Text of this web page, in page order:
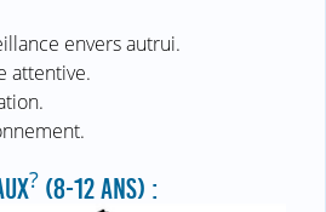
envers autrui.
attentive.
? (8-12 ANS) :